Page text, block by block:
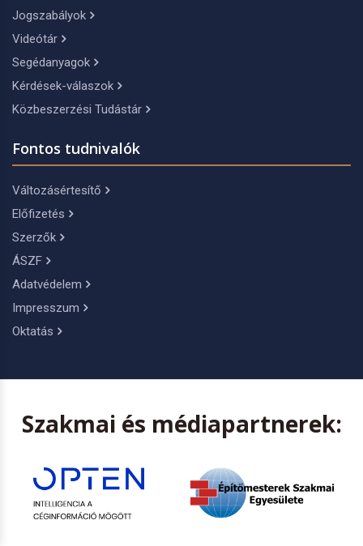
Jogszabályok
Videótár
Segédanyagok
Kérdések-válaszok
Közbeszerzési Tudástár
Fontos tudnivalók
Változásértesítő
Előfizetés
Szerzők
ÁSZF
Adatvédelem
Impresszum
Oktatás
Szakmai és médiapartnerek: